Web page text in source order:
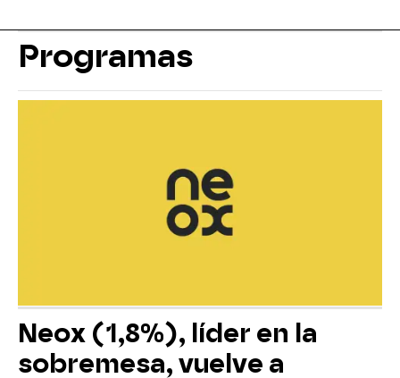
Programas
Neox (1,8%), líder en la
sobremesa, vuelve a